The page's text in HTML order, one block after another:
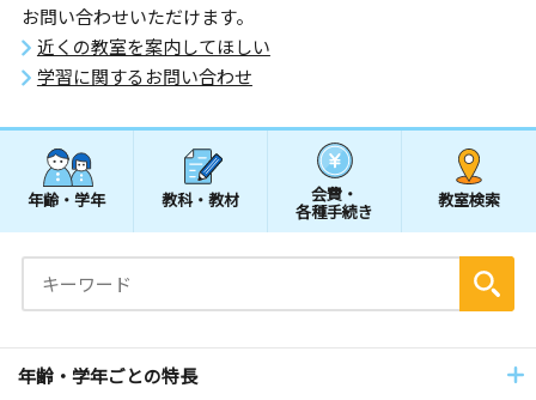
お問い合わせいただけます。
近くの教室を案内してほしい
学習に関するお問い合わせ
年齢・学年 教科・教材 会費・
各種手続き
教室検索
年齢・学年ごとの特長